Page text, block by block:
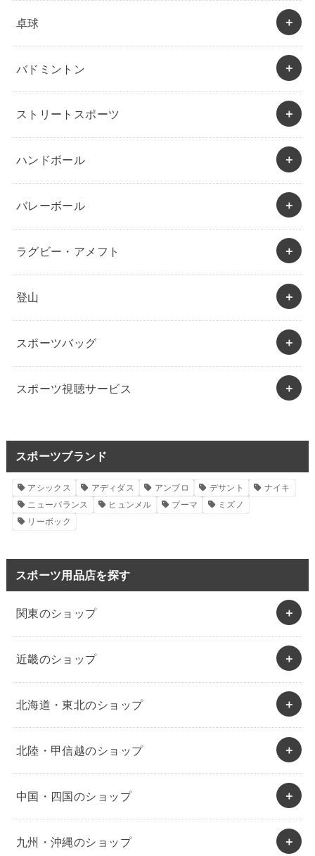
卓球
バドミントン
ストリートスポーツ
ハンドボール
バレーボール
ラグビー・アメフト
登山
スポーツバッグ
スポーツ視聴サービス
スポーツブランド
アシックス アディダス アンブロ デサント
ナイキ
ニューバランス
ヒュンメル プーマ
ミズノ
リーボック
スポーツ用品店を探す
関東のショップ
近畿のショップ
北海道・東北のショップ
北陸・甲信越のショップ
中国・四国のショップ
九州・沖縄のショップ